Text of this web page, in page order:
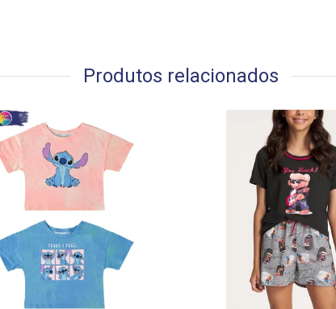
Produtos relacionados